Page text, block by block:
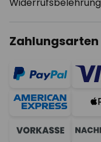
Zahlungsarten